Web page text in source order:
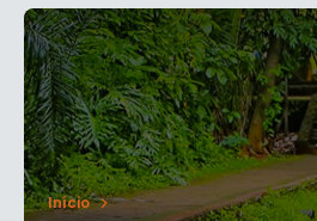
Início